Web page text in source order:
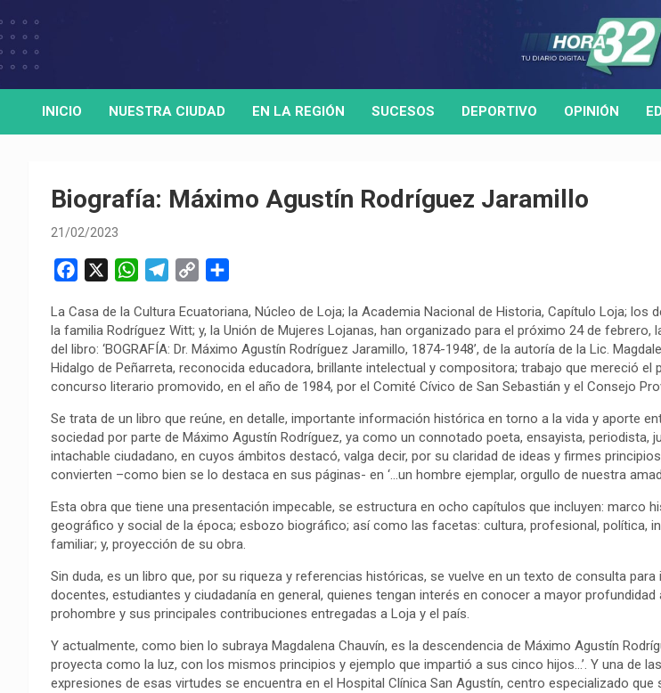
to
HORA32
Medio de comunicación digital
INICIO NUESTRA CIUDAD EN LA REGIÓN SUCESOS DEPORTIVO OPINIÓN
Biografía: Máximo Agustín Rodríguez Jaramillo
21/02/2023
c
e
b
o
k
W
a
t
s
A
p
l
e
g
r
m
p
y
L
i
k
m
p
a
r
r
La Casa de la Cultura Ecuatoriana, Núcleo de Loja; la Academia Nacional de Historia, Capítulo Loja; los
la familia Rodríguez Witt; y, la Unión de Mujeres Lojanas, han organizado para el próximo 24 de febrero,
del libro: ‘BOGRAFÍA: Dr. Máximo Agustín Rodríguez Jaramillo, 1874-1948’, de la autoría de la Lic.
Hidalgo de Peñarreta, reconocida educadora, brillante intelectual y compositora; trabajo que mereció el
concurso literario promovido, en el año de 1984, por el Comité Cívico de San Sebastián y el Consejo
Se trata de un libro que reúne, en detalle, importante información histórica en torno a la vida y aporte
sociedad por parte de Máximo Agustín Rodríguez, ya como un connotado poeta, ensayista, periodista,
intachable ciudadano, en cuyos ámbitos destacó, valga decir, por su claridad de ideas y firmes
convierten –como bien se lo destaca en sus páginas- en ‘…un hombre ejemplar, orgullo de nuestra
Esta obra que tiene una presentación impecable, se estructura en ocho capítulos que incluyen: marco
geográfico y social de la época; esbozo biográfico; así como las facetas: cultura, profesional, política,
familiar; y, proyección de su obra.
Sin duda, es un libro que, por su riqueza y referencias históricas, se vuelve en un texto de consulta para
docentes, estudiantes y ciudadanía en general, quienes tengan interés en conocer a mayor profundidad
prohombre y sus principales contribuciones entregadas a Loja y el país.
Y actualmente, como bien lo subraya Magdalena Chauvín, es la descendencia de Máximo Agustín
proyecta como la luz, con los mismos principios y ejemplo que impartió a sus cinco hijos…’. Y una de
expresiones de esas virtudes se encuentra en el Hospital Clínica San Agustín, centro especializado que